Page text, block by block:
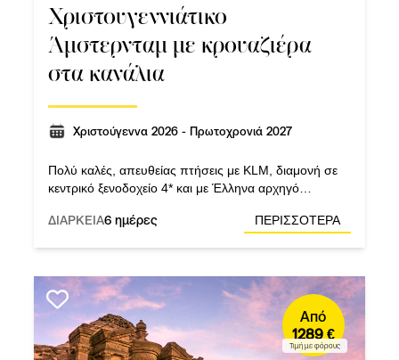
Χριστουγεννιάτικο
Άμστερνταμ με κρουαζιέρα
στα κανάλια
Χριστούγεννα 2026 - Πρωτοχρονιά 2027
Πολύ καλές, απευθείας πτήσεις με KLM, διαμονή σε
κεντρικό ξενοδοχείο 4* και με Έλληνα αρχηγό
ΔΙΑΡΚΕΙΑ6 ημέρες ΠΕΡΙΣΣΟΤΕΡΑ
Από
1289 €
Τιμή με φόρους